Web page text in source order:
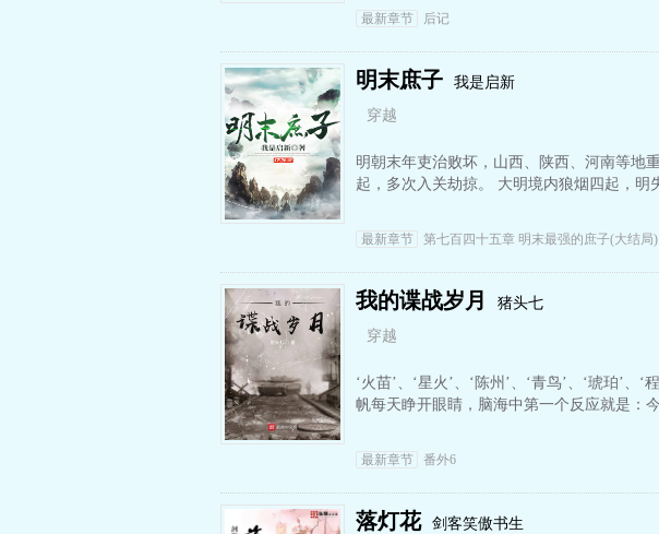
最新章节 后记
明末庶子
我是启新
穿越
明朝末年吏治败坏，山西、陕西、河南等地
起，多次入关劫掠。 大明境内狼烟四起，
最新章节 第七百四十五章 明末最强的庶子(大结局)
我的谍战岁月
猪头七
穿越
‘火苗’、‘星火’、‘陈州’、‘青鸟’、‘琥珀’
帆每天睁开眼睛，脑海中第一个反应就是：
最新章节 番外6
落灯花
剑客笑傲书生